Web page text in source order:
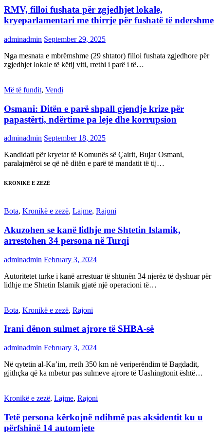
RMV, filloi fushata për zgjedhjet lokale,
kryeparlamentari me thirrje për fushatë të ndershme
adminadmin September 29, 2025
Nga mesnata e mbrëmshme (29 shtator) filloi fushata zgjedhore për
zgjedhjet lokale të këtij viti, rrethi i parë i të…
Më të fundit, Vendi
Osmani: Ditën e parë shpall gjendje krize për
papastërti, ndërtime pa leje dhe korrupsion
adminadmin September 18, 2025
Kandidati për kryetar të Komunës së Çairit, Bujar Osmani,
paralajmëroi se që në ditën e parë të mandatit të tij…
KRONIKË E ZEZË
Bota, Kronikë e zezë, Lajme, Rajoni
Akuzohen se kanë lidhje me Shtetin Islamik,
arrestohen 34 persona në Turqi
adminadmin February 3, 2024
Autoritetet turke i kanë arrestuar të shtunën 34 njerëz të dyshuar për
lidhje me Shtetin Islamik gjatë një operacioni të…
Bota, Kronikë e zezë, Rajoni
Irani dënon sulmet ajrore të SHBA-së
adminadmin February 3, 2024
Në qytetin al-Ka’im, rreth 350 km në veriperëndim të Bagdadit,
gjithçka që ka mbetur pas sulmeve ajrore të Uashingtonit është…
Kronikë e zezë, Lajme, Rajoni
Tetë persona kërkojnë ndihmë pas aksidentit ku u
përfshinë 14 automjete